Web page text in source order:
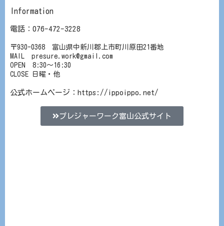
Information
電話：076-472-3228
〒930-0368 富山県中新川郡上市町川原田21番地
MAIL presure.work@gmail.com
OPEN 8:30〜16:30
CLOSE 日曜・他
公式ホームページ： https://ippoippo.net/
プレジャーワーク富山公式サイト